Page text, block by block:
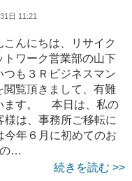
日 11:21
んにちは、リサイク
トワーク営業部の山下
つも３Ｒビジネスマン
閲覧頂きまして、有難
ます。 本日は、私の
は、事務所ご移転に
年６月に初めてのお
の…
続きを読む >>